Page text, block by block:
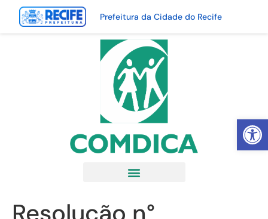
Abrir
Prefeitura da Cidade do Recife